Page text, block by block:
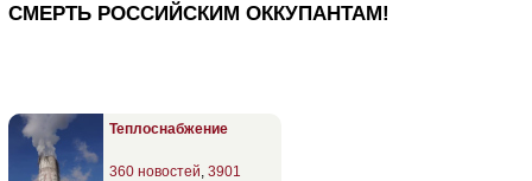
СМЕРТЬ РОССИЙСКИМ ОККУПАНТАМ!
Теплоснабжение
360 новостей 3901